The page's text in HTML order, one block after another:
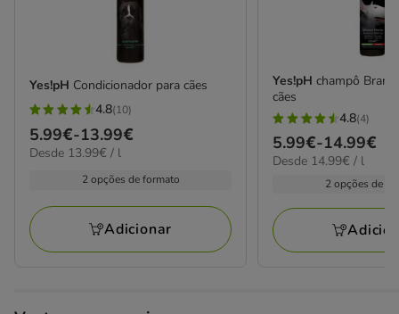
Yes!pH Condicionador para cães
4.8
estrelas
com
avaliações
4.8(10)
Preço
de
13.99€
5.99€-13.99€
13.99€
Desde 13.99€ / l
2 opções de formato
Adicionar
Yes!pHchampô
cães
4.8
estrelas
com
avaliações
4.8(4)
Preço
de
14.99€
5.99€-14.99€
14.99€
Desde 14.99€ / l
2 opções de